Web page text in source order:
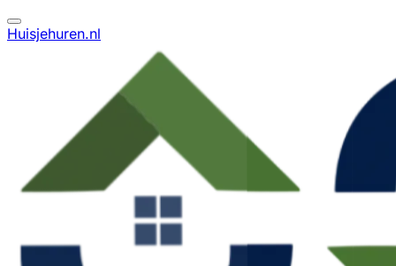
Huisjehuren.nl